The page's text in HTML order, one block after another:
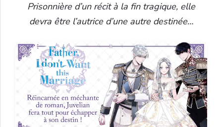
Prisonnière d’un récit à la fin tragique, elle
devra être l’autrice d’une autre destinée…